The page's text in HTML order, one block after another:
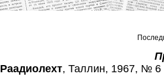
Раадиолехт, Таллин, 1967, № 6